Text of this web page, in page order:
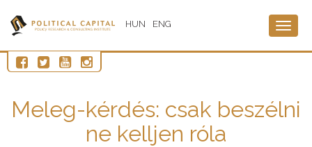
HUN ENG
Meleg-kérdés: csak beszélni
ne kelljen róla